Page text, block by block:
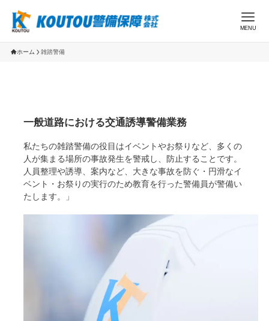
MENU
ホーム 雑踏警備
一般道路における交通誘導警備業務
私たちの雑踏警備の役目はイベントやお祭りなど、多くの
人が集まる場所の事故発生を警戒し、防止することです。
人員整理や誘導、案内など、大きな事故を防ぐ・円滑なイ
ベント・お祭りの実行のため教育を行った警備員が警備い
たします。」